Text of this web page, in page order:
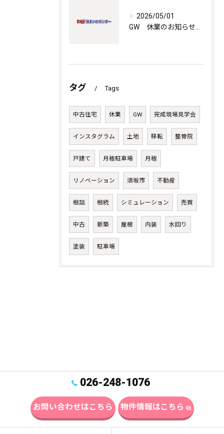
2026/05/01
GW 休業のお知らせ 2026年5月2日(土)～5日(火)
タグ Tags
中古住宅 休業 GW 完成現場見学会
インスタグラム 土地 移転 整骨院
戸建て 月極駐車場 月極
リノベーション 須坂市 不動産
相談 相続 シミュレーション 売買
中古 新築 屋根 内装 水回り
塗装 駐車場
026-248-1076
お問い合わせはこちら 物件情報はこちら